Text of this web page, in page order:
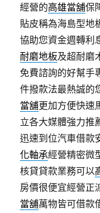
經營的高雄當舖保
貼皮稱為海島型地
協助您資金週轉利
耐磨地板及超耐磨
免費諮詢的好幫手
件撥款法最熱誠的
當舖更加方便快速
立各大媒體強力推
迅速到位汽車借款
化軸承經營精密微
核貸貸款業務可以
房價很便宜經營正
當舖萬物皆可借款